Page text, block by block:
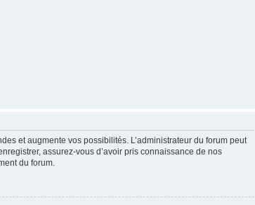
et augmente vos possibilités. L’administrateur du forum peut
assurez-vous d’avoir pris connaissance de nos
du forum.